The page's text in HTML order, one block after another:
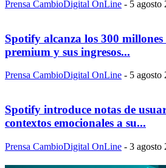
Prensa CambioDigital OnLine - 5 agosto
Spotify alcanza los 300 millones
premium y sus ingresos...
Prensa CambioDigital OnLine - 5 agosto
Spotify introduce notas de
contextos emocionales a su...
Prensa CambioDigital OnLine - 3 agosto